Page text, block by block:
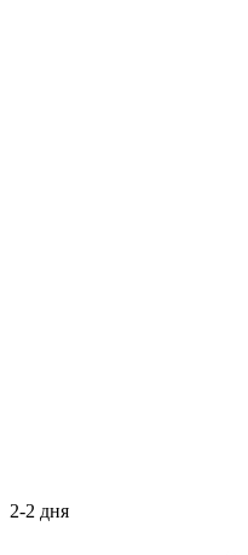
2-2 дня